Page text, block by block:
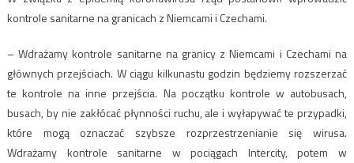
kontrole sanitarne na granicach z Niemcami i Czechami.
– Wdrażamy kontrole sanitarne na granicy z Niemcami i Czechami na
głównych przejściach. W ciągu kilkunastu godzin będziemy rozszerzać
te kontrole na inne przejścia. Na początku kontrole w autobusach,
busach, by nie zakłócać płynności ruchu, ale i wyłapywać te przypadki,
które mogą oznaczać szybsze rozprzestrzenianie się wirusa.
Wdrażamy kontrole sanitarne w pociągach Intercity, potem w